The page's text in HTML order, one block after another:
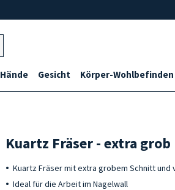
Hände Gesicht Körper-Wohlbefinden
Kuartz Fräser - extra grob
Kuartz Fräser mit extra grobem Schnitt
Ideal für die Arbeit im Nagelwall